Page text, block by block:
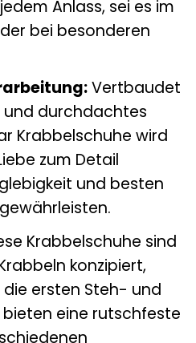
Anlass, sei es im
bei besonderen
Vertbaudet
durchdachtes
Krabbelschuhe wird
zum Detail
und besten
Krabbelschuhe sind
konzipiert,
ersten Steh- und
bieten eine rutschfeste